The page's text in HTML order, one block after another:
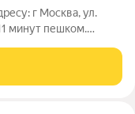
г Москва, ул.
минут пешком.
Жилая 38 кв м.(